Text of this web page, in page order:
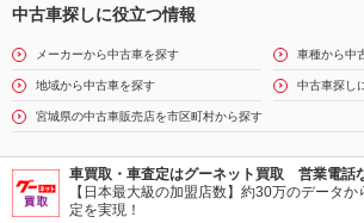
中古車探しに役立つ情報
メーカーから中古車を探す 車種から中
地域から中古車を探す 中古車探し
宮城県の中古車販売店を市区町村から探す
車買取・車査定はグーネット買取 営業電話
【日本最大級の加盟店数】約30万のデータ
定を実現！